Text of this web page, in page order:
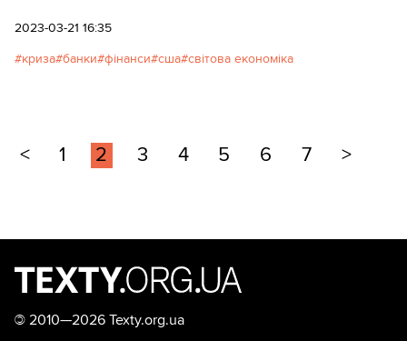
2023-03-21 16:35
криза банки фінанси сша світова економіка
< 1 2 3 4 5 6 7 >
© 2010—2026 Texty.org.ua